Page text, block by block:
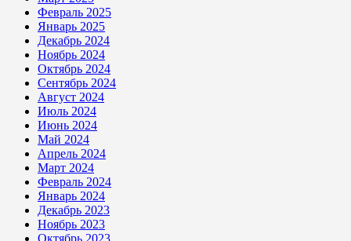
Февраль 2025
Январь 2025
Декабрь 2024
Ноябрь 2024
Октябрь 2024
Сентябрь 2024
Август 2024
Июль 2024
Июнь 2024
Май 2024
Апрель 2024
Март 2024
Февраль 2024
Январь 2024
Декабрь 2023
Ноябрь 2023
Октябрь 2023